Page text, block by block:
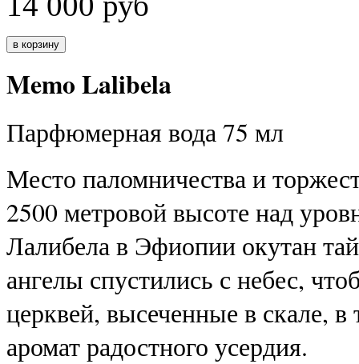
Memo Lalibela
Парфюмерная вода 75 мл
Место паломничества и
2500 метровой высоте над
Лалибела в Эфиопии окутан
ангелы спустились с небес,
церквей, высеченные в скале,
аромат радостного усердия.